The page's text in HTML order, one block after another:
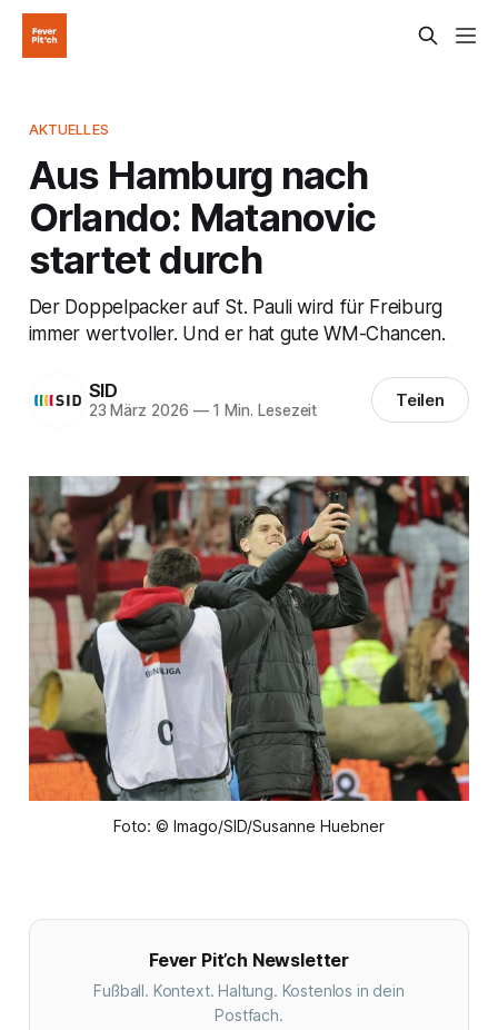
AKTUELLES
Aus Hamburg nach
Orlando: Matanovic
startet durch
Der Doppelpacker auf St. Pauli wird für Freiburg
immer wertvoller. Und er hat gute WM-Chancen.
SID
23 März 2026 —1 Min. Lesezeit Teilen
Foto: © Imago/SID/Susanne Huebner
Fever Pit’ch Newsletter
Fußball. Kontext. Haltung. Kostenlos in dein
Postfach.